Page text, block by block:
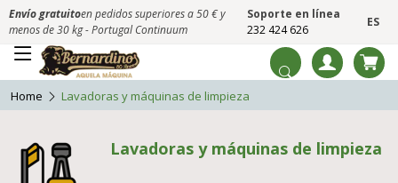
Envío gratuitoen pedidos superiores a 50 € y
menos de 30 kg - Portugal Continuum
Soporte en línea
232 424 626
ES
Home Lavadoras y máquinas de limpieza
Lavadoras y máquinas de limpieza